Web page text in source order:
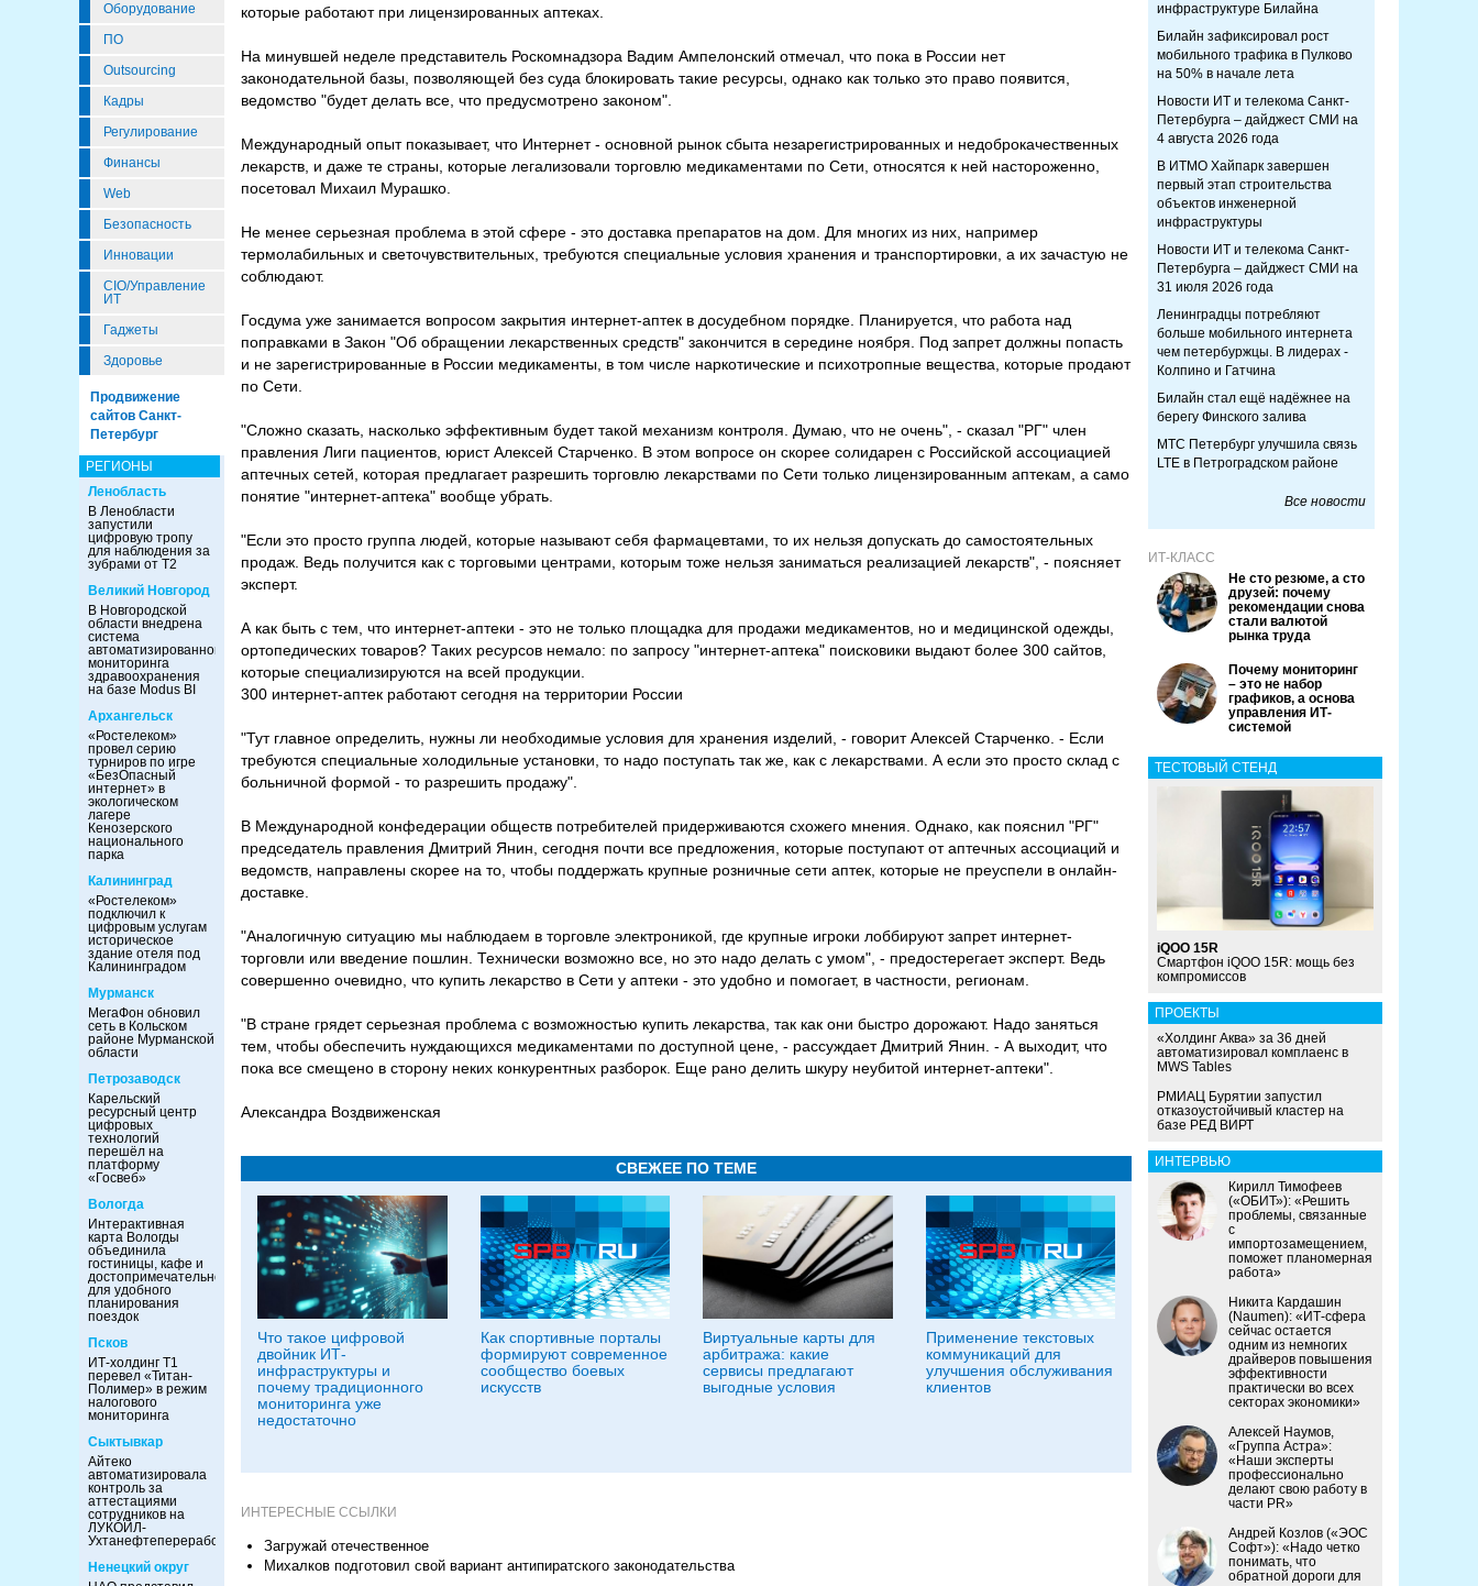
Оборудование
ПО
Outsourcing
Кадры
Регулирование
Финансы
Web
Безопасность
Инновации
CIO/Управление
ИТ
Гаджеты
Здоровье
Продвижение
сайтов Санкт-
Петербург
РЕГИОНЫ
Ленобласть
В Ленобласти
запустили
цифровую тропу
для наблюдения за
зубрами от Т2
Великий Новгород
В Новгородской
области внедрена
система
автоматизированного
мониторинга
здравоохранения
на базе Modus BI
Архангельск
«Ростелеком»
провел серию
турниров по игре
«БезОпасный
интернет» в
экологическом
лагере
Кенозерского
национального
парка
Калининград
«Ростелеком»
подключил к
цифровым услугам
историческое
здание отеля под
Калининградом
Мурманск
МегаФон обновил
сеть в Кольском
районе Мурманской
области
Петрозаводск
Карельский
ресурсный центр
цифровых
технологий
перешёл на
платформу
«Госвеб»
Вологда
Интерактивная
карта Вологды
объединила
гостиницы, кафе и
достопримечательности
для удобного
планирования
поездок
Псков
ИТ-холдинг Т1
перевел «Титан-
Полимер» в режим
налогового
мониторинга
Сыктывкар
Айтеко
автоматизировала
контроль за
аттестациями
сотрудников на
ЛУКОЙЛ-
Ухтанефтепереработка
Ненецкий округ
которые работают при лицензированных аптеках.
На минувшей неделе представитель Роскомнадзора Вадим Ампелонский отмечал, что пока в России нет
законодательной базы, позволяющей без суда блокировать такие ресурсы, однако как только это право появится,
ведомство "будет делать все, что предусмотрено законом".
Международный опыт показывает, что Интернет - основной рынок сбыта незарегистрированных и недоброкачественных
лекарств, и даже те страны, которые легализовали торговлю медикаментами по Сети, относятся к ней настороженно,
посетовал Михаил Мурашко.
Не менее серьезная проблема в этой сфере - это доставка препаратов на дом. Для многих из них, например
термолабильных и светочувствительных, требуются специальные условия хранения и транспортировки, а их зачастую не
соблюдают.
Госдума уже занимается вопросом закрытия интернет-аптек в досудебном порядке. Планируется, что работа над
поправками в Закон "Об обращении лекарственных средств" закончится в середине ноября. Под запрет должны попасть
и не зарегистрированные в России медикаменты, в том числе наркотические и психотропные вещества, которые продают
по Сети.
"Сложно сказать, насколько эффективным будет такой механизм контроля. Думаю, что не очень", - сказал "РГ" член
правления Лиги пациентов, юрист Алексей Старченко. В этом вопросе он скорее солидарен с Российской ассоциацией
аптечных сетей, которая предлагает разрешить торговлю лекарствами по Сети только лицензированным аптекам, а само
понятие "интернет-аптека" вообще убрать.
"Если это просто группа людей, которые называют себя фармацевтами, то их нельзя допускать до самостоятельных
продаж. Ведь получится как с торговыми центрами, которым тоже нельзя заниматься реализацией лекарств", - поясняет
эксперт.
А как быть с тем, что интернет-аптеки - это не только площадка для продажи медикаментов, но и медицинской одежды,
ортопедических товаров? Таких ресурсов немало: по запросу "интернет-аптека" поисковики выдают более 300 сайтов,
которые специализируются на всей продукции.
300 интернет-аптек работают сегодня на территории России
"Тут главное определить, нужны ли необходимые условия для хранения изделий, - говорит Алексей Старченко. - Если
требуются специальные холодильные установки, то надо поступать так же, как с лекарствами. А если это просто склад с
больничной формой - то разрешить продажу".
В Международной конфедерации обществ потребителей придерживаются схожего мнения. Однако, как пояснил "РГ"
председатель правления Дмитрий Янин, сегодня почти все предложения, которые поступают от аптечных ассоциаций и
ведомств, направлены скорее на то, чтобы поддержать крупные розничные сети аптек, которые не преуспели в онлайн-
доставке.
"Аналогичную ситуацию мы наблюдаем в торговле электроникой, где крупные игроки лоббируют запрет интернет-
торговли или введение пошлин. Технически возможно все, но это надо делать с умом", - предостерегает эксперт. Ведь
совершенно очевидно, что купить лекарство в Сети у аптеки - это удобно и помогает, в частности, регионам.
"В стране грядет серьезная проблема с возможностью купить лекарства, так как они быстро дорожают. Надо заняться
тем, чтобы обеспечить нуждающихся медикаментами по доступной цене, - рассуждает Дмитрий Янин. - А выходит, что
пока все смещено в сторону неких конкурентных разборок. Еще рано делить шкуру неубитой интернет-аптеки".
Александра Воздвиженская
СВЕЖЕЕ ПО ТЕМЕ
Что такое цифровой
двойник ИТ-
инфраструктуры и
почему традиционного
мониторинга уже
недостаточно
Как спортивные порталы
формируют современное
сообщество боевых
искусств
Виртуальные карты для
арбитража: какие
сервисы предлагают
выгодные условия
Применение текстовых
коммуникаций для
улучшения обслуживания
клиентов
ИНТЕРЕСНЫЕ ССЫЛКИ
Загружай отечественное
Михалков подготовил свой вариант антипиратского законодательства
инфраструктуре Билайна
Билайн зафиксировал рост
мобильного трафика в Пулково
на 50% в начале лета
Новости ИТ и телекома Санкт-
Петербурга – дайджест СМИ на
4 августа 2026 года
В ИТМО Хайпарк завершен
первый этап строительства
объектов инженерной
инфраструктуры
Новости ИТ и телекома Санкт-
Петербурга – дайджест СМИ на
31 июля 2026 года
Ленинградцы потребляют
больше мобильного интернета
чем петербуржцы. В лидерах -
Колпино и Гатчина
Билайн стал ещё надёжнее на
берегу Финского залива
МТС Петербург улучшила связь
LTE в Петроградском районе
Все новости
ИТ-КЛАСС
Не сто резюме, а сто
друзей: почему
рекомендации снова
стали валютой
рынка труда
Почему мониторинг
– это не набор
графиков, а основа
управления ИТ-
системой
ТЕСТОВЫЙ СТЕНД
iQOO 15R
Смартфон iQOO 15R: мощь без
компромиссов
ПРОЕКТЫ
«Холдинг Аква» за 36 дней
автоматизировал комплаенс в
MWS Tables
РМИАЦ Бурятии запустил
отказоустойчивый кластер на
базе РЕД ВИРТ
ИНТЕРВЬЮ
Кирилл Тимофеев
(«ОБИТ»): «Решить
проблемы, связанные
с
импортозамещением,
поможет планомерная
работа»
Никита Кардашин
(Naumen): «ИТ-сфера
сейчас остается
одним из немногих
драйверов повышения
эффективности
практически во всех
секторах экономики»
Алексей Наумов,
«Группа Астра»:
«Наши эксперты
профессионально
делают свою работу в
части PR»
Андрей Козлов («ЭОС
Софт»): «Надо четко
понимать, что
обратной дороги для